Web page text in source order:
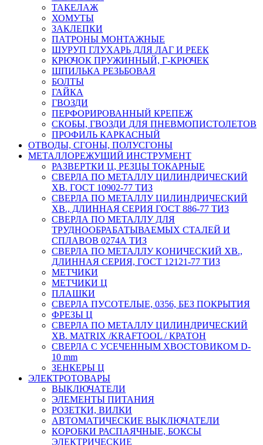
ТАКЕЛАЖ
ХОМУТЫ
ЗАКЛЕПКИ
ПАТРОНЫ МОНТАЖНЫЕ
ШУРУП ГЛУХАРЬ ДЛЯ ЛАГ И РЕЕК
КРЮЧОК ПРУЖИННЫЙ, Г-КРЮЧЕК
ШПИЛЬКА РЕЗЬБОВАЯ
БОЛТЫ
ГАЙКА
ГВОЗДИ
ПЕРФОРИРОВАННЫЙ КРЕПЕЖ
СКОБЫ, ГВОЗДИ ДЛЯ ПНЕВМОПИСТОЛЕТОВ
ПРОФИЛЬ КАРКАСНЫЙ
ОТВОДЫ, СГОНЫ, ПОЛУСГОНЫ
МЕТАЛЛОРЕЖУЩИЙ ИНСТРУМЕНТ
РАЗВЕРТКИ Ц, РЕЗЦЫ ТОКАРНЫЕ
СВЕРЛА ПО МЕТАЛЛУ ЦИЛИНДРИЧЕСКИЙ
ХВ. ГОСТ 10902-77 ТИЗ
СВЕРЛА ПО МЕТАЛЛУ ЦИЛИНДРИЧЕСКИЙ
ХВ., ДЛИННАЯ СЕРИЯ ГОСТ 886-77 ТИЗ
СВЕРЛА ПО МЕТАЛЛУ ДЛЯ
ТРУДНООБРАБАТЫВАЕМЫХ СТАЛЕЙ И
СПЛАВОВ 0274А ТИЗ
СВЕРЛА ПО МЕТАЛЛУ КОНИЧЕСКИЙ ХВ.,
ДЛИННАЯ СЕРИЯ, ГОСТ 12121-77 ТИЗ
МЕТЧИКИ
МЕТЧИКИ Ц
ПЛАШКИ
СВЕРЛА ПУСОТЕЛЫЕ, 0356, БЕЗ ПОКРЫТИЯ
ФРЕЗЫ Ц
СВЕРЛА ПО МЕТАЛЛУ ЦИЛИНДРИЧЕСКИЙ
ХВ. MATRIX /KRAFTOOL / КРАТОН
СВЕРЛА С УСЕЧЕННЫМ ХВОСТОВИКОМ D-
10 mm
ЗЕНКЕРЫ Ц
ЭЛЕКТРОТОВАРЫ
ВЫКЛЮЧАТЕЛИ
ЭЛЕМЕНТЫ ПИТАНИЯ
РОЗЕТКИ, ВИЛКИ
АВТОМАТИЧЕСКИЕ ВЫКЛЮЧАТЕЛИ
КОРОБКИ РАСПАЯЧНЫЕ, БОКСЫ
ЭЛЕКТРИЧЕСКИЕ